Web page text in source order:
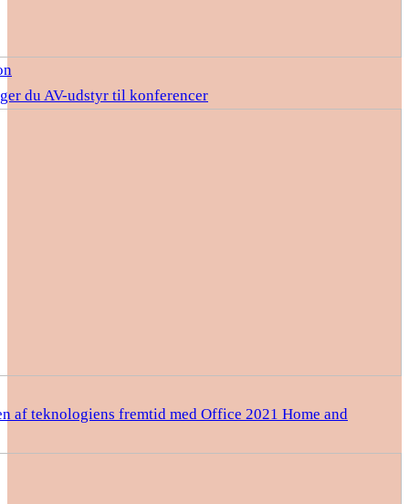
du AV-udstyr til konferencer
af teknologiens fremtid med Office 2021 Home and